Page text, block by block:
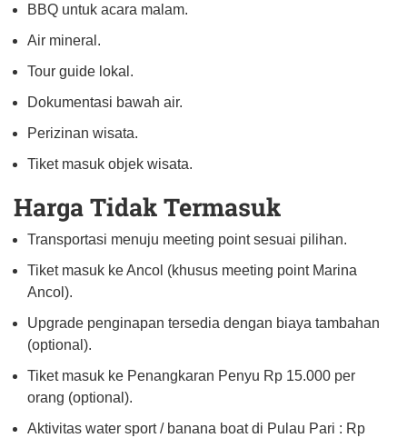
BBQ untuk acara malam.
Air mineral.
Tour guide lokal.
Dokumentasi bawah air.
Perizinan wisata.
Tiket masuk objek wisata.
Harga Tidak Termasuk
Transportasi menuju meeting point sesuai pilihan.
Tiket masuk ke Ancol (khusus meeting point Marina
Ancol).
Upgrade penginapan tersedia dengan biaya tambahan
(optional).
Tiket masuk ke Penangkaran Penyu Rp 15.000 per
orang (optional).
Aktivitas water sport / banana boat di Pulau Pari : Rp